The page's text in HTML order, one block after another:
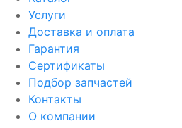
Услуги
Доставка и оплата
Гарантия
Сертификаты
Подбор запчастей
Контакты
О компании